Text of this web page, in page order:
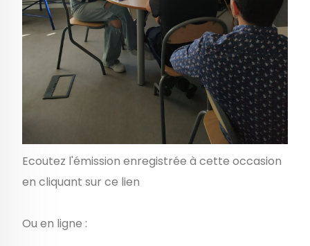
Ecoutez l'émission enregistrée à cette occasion
en cliquant sur ce lien
Ou en ligne :